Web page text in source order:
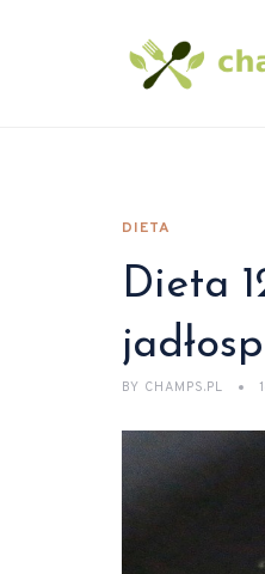
DIETA
Dieta
BY CHAMPS.PL